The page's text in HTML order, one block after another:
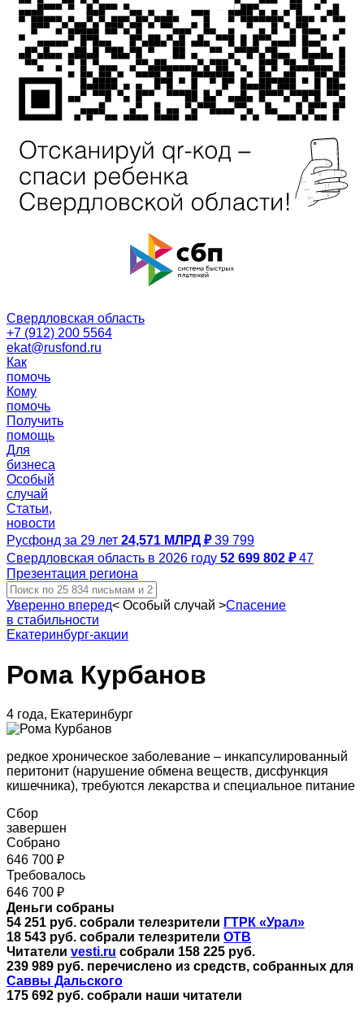
Свердловская область
+7 (912) 200 5564
ekat@rusfond.ru
Как
помочь
Кому
помочь
Получить
помощь
Для
бизнеса
Особый
случай
Статьи,
новости
Русфонд за 29 лет 24,571 МЛРД ₽ 39 799
Свердловская область в 2026 году 52 699 802 ₽ 47
Презентация региона
Уверенно вперед< Особый случай >Спасение
в стабильности
Екатеринбург-акции
Рома Курбанов
4 года, Екатеринбург
редкое хроническое заболевание – инкапсулированный
перитонит (нарушение обмена веществ, дисфункция
кишечника), требуются лекарства и специальное питание
Сбор
завершен
Собрано
646 700 ₽
Требовалось
646 700 ₽
Деньги собраны
54 251 руб. собрали телезрители ГТРК «Урал»
18 543 руб. собрали телезрители ОТВ
Читатели vesti.ru собрали 158 225 руб.
239 989 руб. перечислено из средств, собранных для
Саввы Дальского
175 692 руб. собрали наши читатели